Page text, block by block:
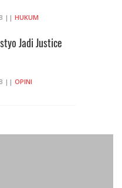
|| HUKUM
Jadi Justice
|| OPINI